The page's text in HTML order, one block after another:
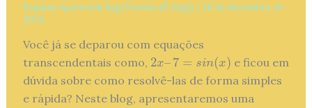
Regiane Aparecida Ragi Pereira (R. Ragi) /18 de dezembro de
2024
Você já se deparou com equações
transcendentais como, 2x–7 = sin(x)
2x–7 =sin (x)
e ficou em
dúvida sobre como resolvê-las de forma simples
e rápida? Neste blog, apresentaremos uma